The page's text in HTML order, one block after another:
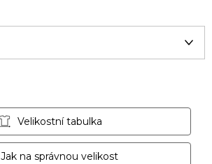
Velikostní tabulka
Jak na správnou velikost